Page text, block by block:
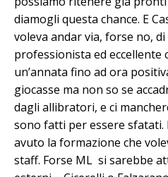
diamogli questa chance. E
voleva andar via, forse no,
professionista ed eccellente
un’annata fino ad ora
giocasse ma non so se
dagli allibratori, e ci
sono fatti per essere sfatati.
avuto la formazione che
staff. Forse ML si sarebbe